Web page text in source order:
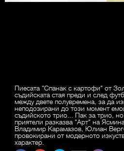
Пиесата "Спанак с картофи" от
съдийската стая преди и след
между двете полувремена, за да
неподозирани до този момент
съдийското трио... Пак за трио,
приятели разказва "Арт" на
Владимир Карамазов, Юлиан
провокирани от модерното
характер.